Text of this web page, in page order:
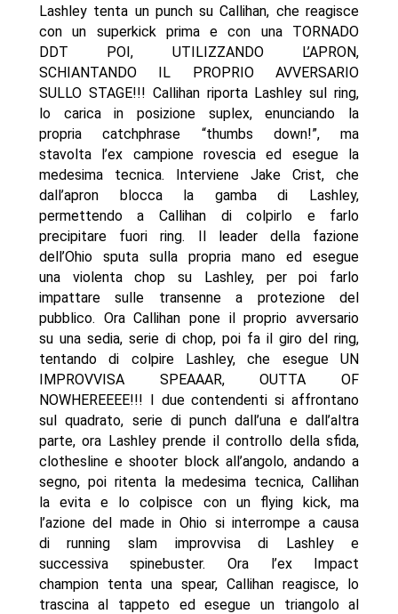
Lashley tenta un punch su Callihan, che reagisce
con un superkick prima e con una TORNADO
DDT POI, UTILIZZANDO L’APRON,
SCHIANTANDO IL PROPRIO AVVERSARIO
SULLO STAGE!!! Callihan riporta Lashley sul ring,
lo carica in posizione suplex, enunciando la
propria catchphrase “thumbs down!”, ma
stavolta l’ex campione rovescia ed esegue la
medesima tecnica. Interviene Jake Crist, che
dall’apron blocca la gamba di Lashley,
permettendo a Callihan di colpirlo e farlo
precipitare fuori ring. Il leader della fazione
dell’Ohio sputa sulla propria mano ed esegue
una violenta chop su Lashley, per poi farlo
impattare sulle transenne a protezione del
pubblico. Ora Callihan pone il proprio avversario
su una sedia, serie di chop, poi fa il giro del ring,
tentando di colpire Lashley, che esegue UN
IMPROVVISA SPEAAAR, OUTTA OF
NOWHEREEEE!!! I due contendenti si affrontano
sul quadrato, serie di punch dall’una e dall’altra
parte, ora Lashley prende il controllo della sfida,
clothesline e shooter block all’angolo, andando a
segno, poi ritenta la medesima tecnica, Callihan
la evita e lo colpisce con un flying kick, ma
l’azione del made in Ohio si interrompe a causa
di running slam improvvisa di Lashley e
successiva spinebuster. Ora l’ex Impact
champion tenta una spear, Callihan reagisce, lo
trascina al tappeto ed esegue un triangolo al